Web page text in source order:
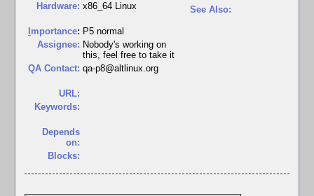
Hardware: x86_64 Linux
mportance: P5 normal
Assignee: Nobody's working on
this, feel free to take it
QA Contact: qa-p8@altlinux.org
URL:
Keywords:
Depends
on:
Blocks:
See Also: